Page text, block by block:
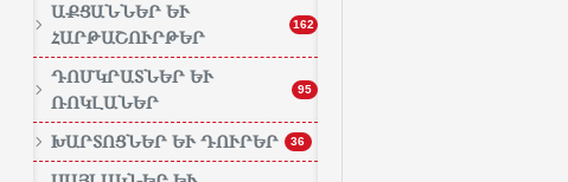
ԱՔՑԱՆՆԵՐ ԵՒ Հ
ԱՐԹԱՇՈՒՐԹԵՐ
162
ԴՈՄԿՐԱՏՆԵՐ ԵՒ Ռ
ՈԿԼԱՆԵՐ
95
ԽԱՐՏՈՑՆԵՐ ԵՒ ԴՈՒՐԵՐ 36